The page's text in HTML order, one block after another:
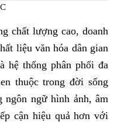
chất lượng cao, doanh
liệu văn hóa dân gian
hệ thống phân phối đa
thuộc trong đời sống
ngôn ngữ hình ảnh, âm
cận hiệu quả hơn với